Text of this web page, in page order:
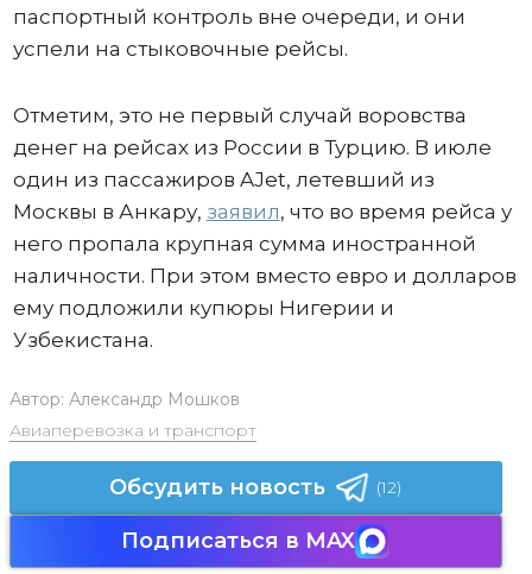
паспортный контроль вне очереди, и они
успели на стыковочные рейсы.
Отметим, это не первый случай воровства
денег на рейсах из России в Турцию. В июле
один из пассажиров AJet, летевший из
Москвы в Анкару, заявил, что во время рейса у
него пропала крупная сумма иностранной
наличности. При этом вместо евро и долларов
ему подложили купюры Нигерии и
Узбекистана.
Автор: Александр Мошков
Авиаперевозка и транспорт
Обсудить новость (12)
Подписаться в MAX